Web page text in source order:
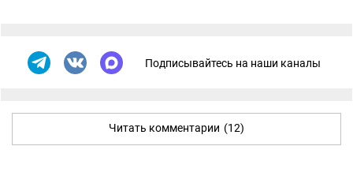
Подписывайтесь на наши каналы
Читать комментарии (12)